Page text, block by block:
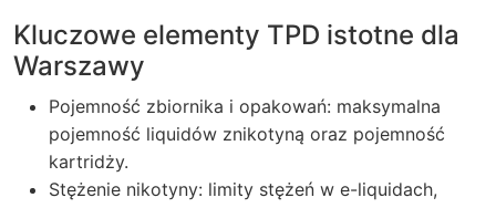
Kluczowe elementy TPD istotne dla
Warszawy
Pojemność zbiornika i opakowań: maksymalna
pojemność liquidów znikotyną oraz pojemność
kartridży.
Stężenie nikotyny: limity stężeń w e-liquidach,